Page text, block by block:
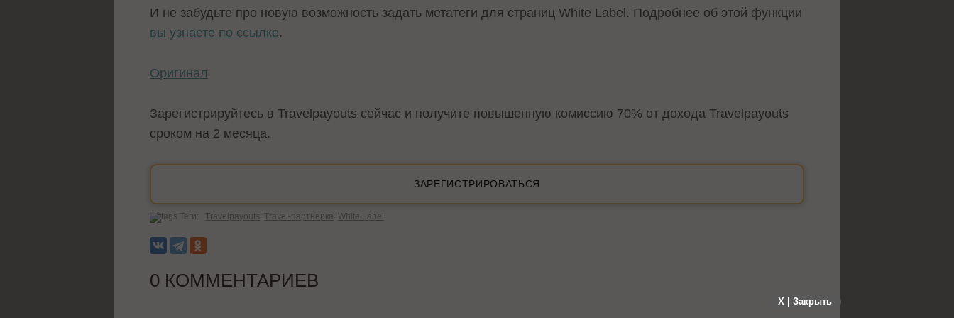
И не забудьте про новую возможность задать метатеги для страниц White Label. Подробнее об этой функции
вы узнаете по ссылке.
Оригинал
Зарегистрируйтесь в Travelpayouts сейчас и получите повышенную комиссию 70% от дохода Travelpayouts
сроком на 2 месяца.
ЗАРЕГИСТРИРОВАТЬСЯ
Теги: Travelpayouts Travel-партнерка White Label
0 КОММЕНТАРИЕВ
X | Закрыть